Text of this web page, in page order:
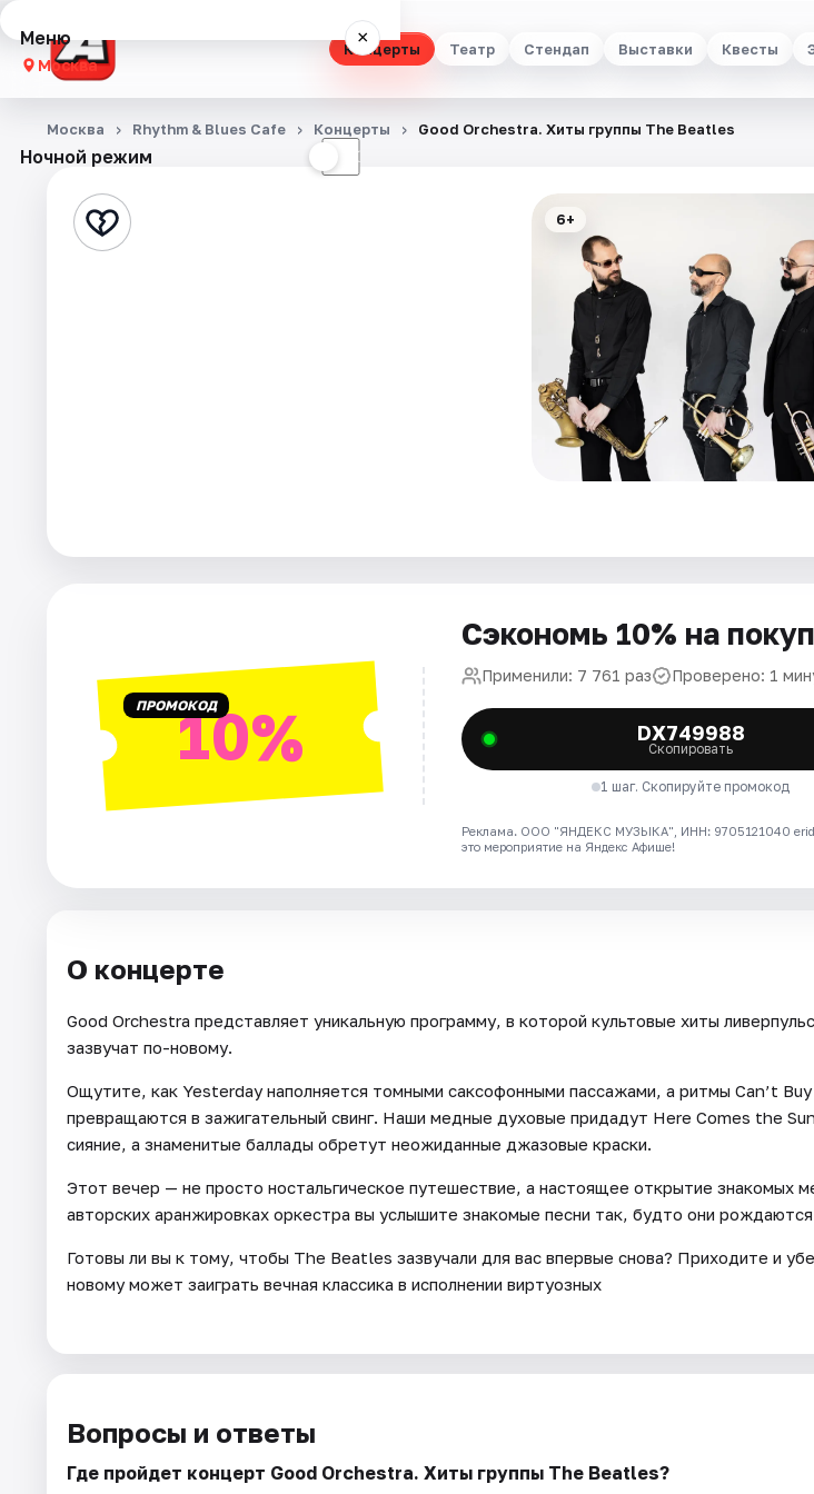
Концерты Театр Стендап Выставки Квесты
Меню ×
Москва
Концерты
Стендап
Города
Рейтинги
Ночной режим ☾
Москва Rhythm & Blues Cafe Концерты Good Orchestra. Хиты группы The Beatles
6+
ПРОМОКОД10%
Сэкономь 10% на
Применили: 7 761 раз Проверено: 1
DX749988
Скопировать
1 шаг. Скопируйте промокод
Реклама. ООО "ЯНДЕКС МУЗЫКА", ИНН: 9705121040 erid:
это мероприятие на Яндекс Афише!
О концерте
Good Orchestra представляет уникальную программу, в которой культовые хиты
зазвучат по-новому.
Ощутите, как Yesterday наполняется томными саксофонными пассажами, а ритмы Can’t
превращаются в зажигательный свинг. Наши медные духовые придадут Here Comes the
сияние, а знаменитые баллады обретут неожиданные джазовые краски.
Этот вечер — не просто ностальгическое путешествие, а настоящее открытие знакомых
авторских аранжировках оркестра вы услышите знакомые песни так, будто они рождаются
Готовы ли вы к тому, чтобы The Beatles зазвучали для вас впервые снова? Приходите и
новому может заиграть вечная классика в исполнении виртуозных
Вопросы и ответы
Где пройдет концерт Good Orchestra. Хиты группы The Beatles?